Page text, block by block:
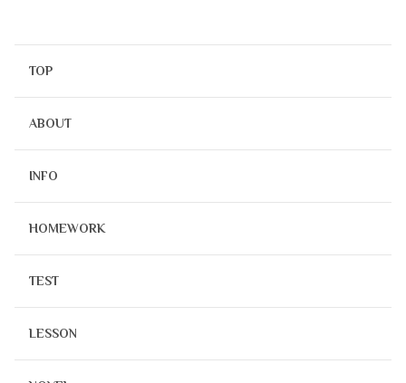
TOP
ABOUT
INFO
HOMEWORK
TEST
LESSON